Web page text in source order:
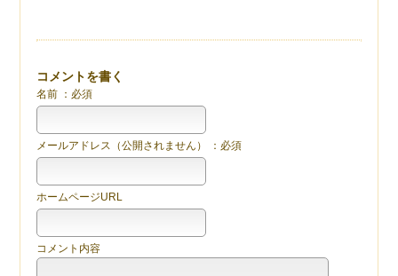
コメントを書く
名前 ：必須
メールアドレス（公開されません） ：必須
ホームページURL
コメント内容